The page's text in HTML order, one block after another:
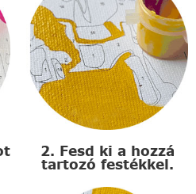
2. Fesd ki a hozzá
tartozó festékkel.